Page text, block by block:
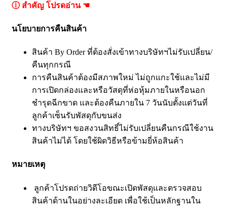
ⓘ สำคัญ โปรดอ่าน ☚
นโยบายการคืนสินค้า
สินค้า By Order ที่ต้องสั่งเข้าทางบริษัทฯไม่รับเปลี่ยน/
คืนทุกกรณี
การคืนสินค้าต้องมีสภาพใหม่ ไม่ถูกแกะใช้และไม่มี
การเปิดกล่องและหรือวัสดุที่ห่อหุ้มภายในหรือนอก
ชำรุดฉีกขาด และต้องคืนภายใน 7 วันนับตั้งแต่วันที่
ลูกค้าเซ็นรับพัสดุกับขนส่ง
ทางบริษัทฯ ขอสงวนสิทธิ์ไม่รับเปลี่ยนคืนกรณีใช้งาน
สินค้าไม่ได้ โดยใช้ผิดวิธีหรือข้ามยี่ห้อสินค้า
หมายเหตุ
ลูกค้าโปรดถ่ายวิดีโอขณะเปิดพัสดุและตรวจสอบ
สินค้าด้านในอย่างละเอียด เพื่อใช้เป็นหลักฐานใน